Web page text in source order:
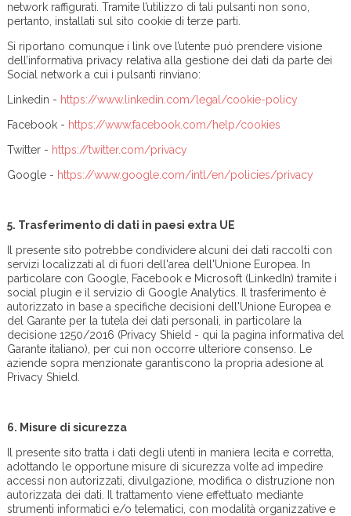
network raffigurati. Tramite l’utilizzo di tali pulsanti non sono,
pertanto, installati sul sito cookie di terze parti.
Si riportano comunque i link ove l’utente può prendere visione
dell’informativa privacy relativa alla gestione dei dati da parte dei
Social network a cui i pulsanti rinviano:
Linkedin - https://www.linkedin.com/legal/cookie-policy
Facebook - https://www.facebook.com/help/cookies
Twitter - https://twitter.com/privacy
Google - https://www.google.com/intl/en/policies/privacy
5. Trasferimento di dati in paesi extra UE
Il presente sito potrebbe condividere alcuni dei dati raccolti con
servizi localizzati al di fuori dell'area dell'Unione Europea. In
particolare con Google, Facebook e Microsoft (LinkedIn) tramite i
social plugin e il servizio di Google Analytics. Il trasferimento è
autorizzato in base a specifiche decisioni dell'Unione Europea e
del Garante per la tutela dei dati personali, in particolare la
decisione 1250/2016 (Privacy Shield - qui la pagina informativa del
Garante italiano), per cui non occorre ulteriore consenso. Le
aziende sopra menzionate garantiscono la propria adesione al
Privacy Shield.
6. Misure di sicurezza
Il presente sito tratta i dati degli utenti in maniera lecita e corretta,
adottando le opportune misure di sicurezza volte ad impedire
accessi non autorizzati, divulgazione, modifica o distruzione non
autorizzata dei dati. Il trattamento viene effettuato mediante
strumenti informatici e/o telematici, con modalità organizzative e